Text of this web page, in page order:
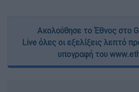
Ακολούθησε το Έθνος στο
Live όλες οι εξελίξεις λεπτό
υπογραφή του